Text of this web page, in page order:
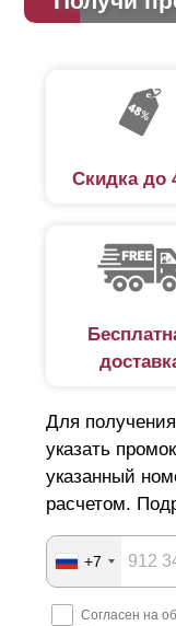
Скидка до
Для
указать
указанный
расчетом.
+7
Согласен на